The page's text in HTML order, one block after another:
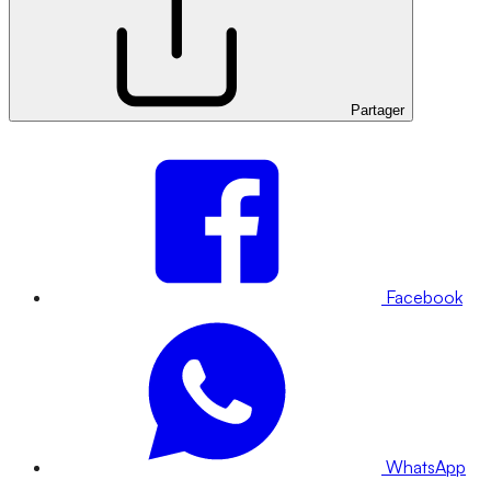
Partager
Facebook
WhatsApp